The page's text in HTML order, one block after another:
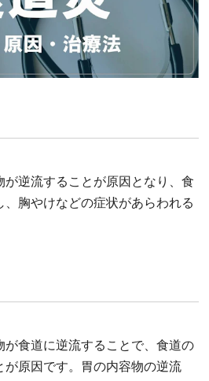
が逆流することが原因となり、食
胸やけなどの症状があらわれる
が食道に逆流することで、食道の
が原因です。胃の内容物の逆流